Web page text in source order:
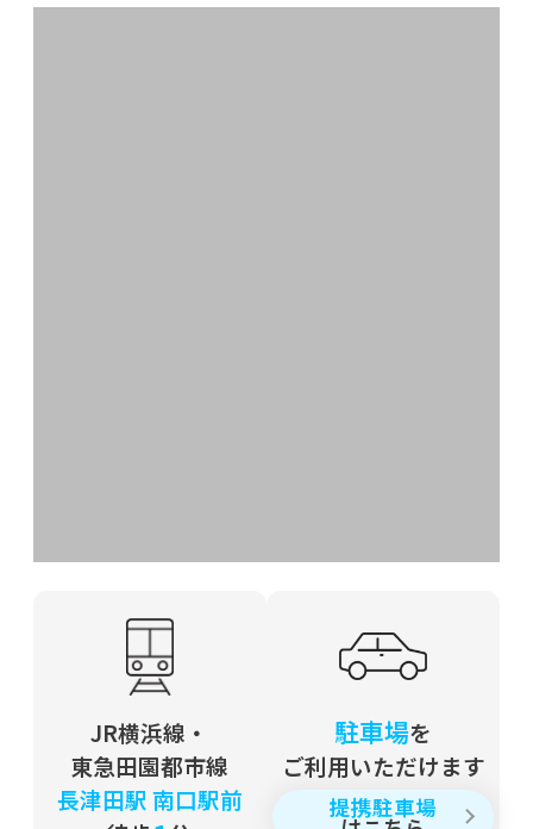
JR横浜線・
東急田園都市線
長津田駅 南口駅前
駐車場を
ご利用いただけます
提携駐車場